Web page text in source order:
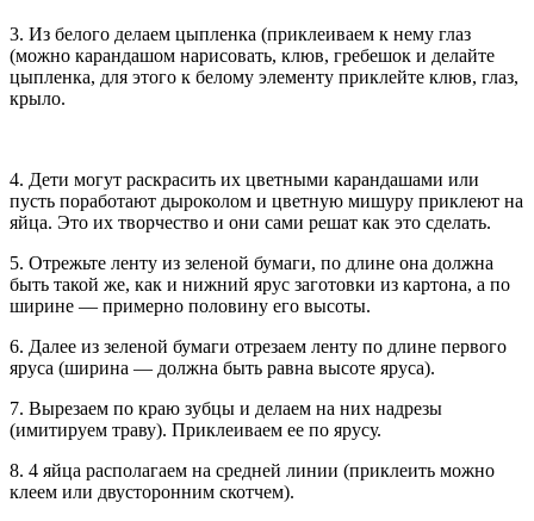
3. Из белого делаем цыпленка (приклеиваем к нему глаз
(можно карандашом нарисовать, клюв, гребешок и делайте
цыпленка, для этого к белому элементу приклейте клюв, глаз,
крыло.
4. Дети могут раскрасить их цветными карандашами или
пусть поработают дыроколом и цветную мишуру приклеют на
яйца. Это их творчество и они сами решат как это сделать.
5. Отрежьте ленту из зеленой бумаги, по длине она должна
быть такой же, как и нижний ярус заготовки из картона, а по
ширине — примерно половину его высоты.
6. Далее из зеленой бумаги отрезаем ленту по длине первого
яруса (ширина — должна быть равна высоте яруса).
7. Вырезаем по краю зубцы и делаем на них надрезы
(имитируем траву). Приклеиваем ее по ярусу.
8. 4 яйца располагаем на средней линии (приклеить можно
клеем или двусторонним скотчем).